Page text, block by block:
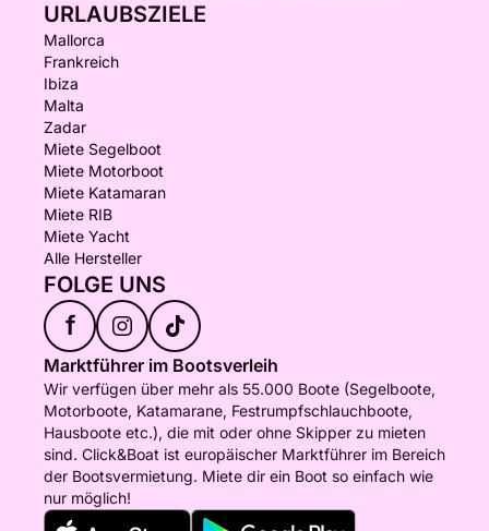
URLAUBSZIELE
Mallorca
Frankreich
Ibiza
Malta
Zadar
Miete Segelboot
Miete Motorboot
Miete Katamaran
Miete RIB
Miete Yacht
Alle Hersteller
FOLGE UNS
f
Marktführer im Bootsverleih
Wir verfügen über mehr als 55.000 Boote (Segelboote,
Motorboote, Katamarane, Festrumpfschlauchboote,
Hausboote etc.), die mit oder ohne Skipper zu mieten
sind. Click&Boat ist europäischer Marktführer im Bereich
der Bootsvermietung. Miete dir ein Boot so einfach wie
nur möglich!